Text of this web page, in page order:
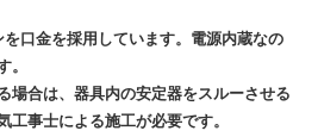
を口金を採用しています。電源内蔵なの
。
場合は、器具内の安定器をスルーさせる
工事士による施工が必要です。